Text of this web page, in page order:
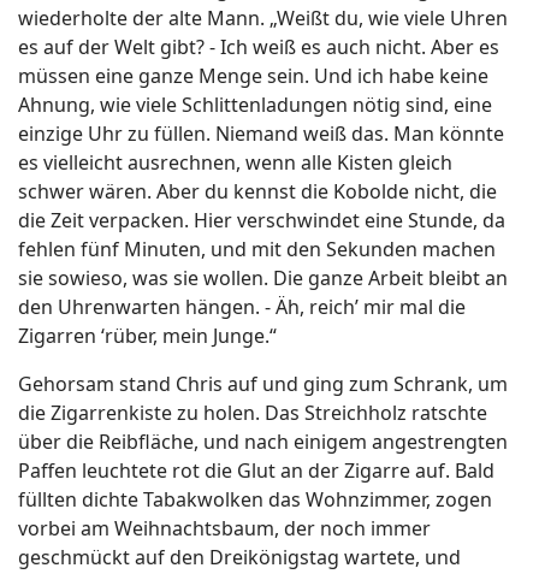
wiederholte der alte Mann. „Weißt du, wie viele Uhren
es auf der Welt gibt? - Ich weiß es auch nicht. Aber es
müssen eine ganze Menge sein. Und ich habe keine
Ahnung, wie viele Schlittenladungen nötig sind, eine
einzige Uhr zu füllen. Niemand weiß das. Man könnte
es vielleicht ausrechnen, wenn alle Kisten gleich
schwer wären. Aber du kennst die Kobolde nicht, die
die Zeit verpacken. Hier verschwindet eine Stunde, da
fehlen fünf Minuten, und mit den Sekunden machen
sie sowieso, was sie wollen. Die ganze Arbeit bleibt an
den Uhrenwarten hängen. - Äh, reich’ mir mal die
Zigarren ‘rüber, mein Junge.“
Gehorsam stand Chris auf und ging zum Schrank, um
die Zigarrenkiste zu holen. Das Streichholz ratschte
über die Reibfläche, und nach einigem angestrengten
Paffen leuchtete rot die Glut an der Zigarre auf. Bald
füllten dichte Tabakwolken das Wohnzimmer, zogen
vorbei am Weihnachtsbaum, der noch immer
geschmückt auf den Dreikönigstag wartete, und